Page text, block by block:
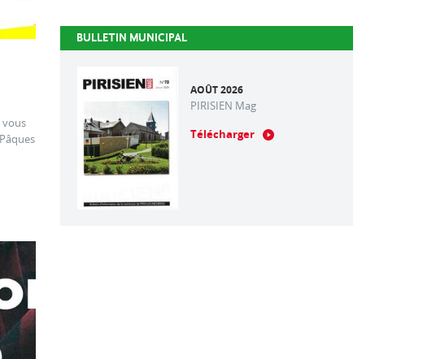
vous
BULLETIN MUNICIPAL
AOÛT 2026
PIRISIEN Mag
Télécharger